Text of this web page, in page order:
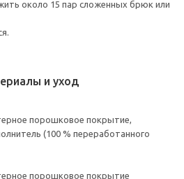
около 15 пар сложенных брюк или
и уход
порошковое покрытие,
(100 % переработанного
порошковое покрытие